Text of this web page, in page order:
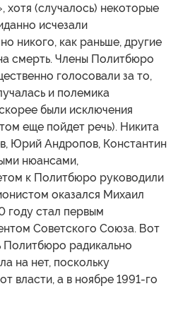
хотя (случалось) некоторые
исчезали
никого, как раньше, другие
смерть. Члены Политбюро
голосовали за то,
и полемика
были исключения
еще пойдет речь). Никита
Юрий Андропов, Константин
нюансами,
к Политбюро руководили
оказался Михаил
году стал первым
Советского Союза. Вот
Политбюро радикально
на нет, поскольку
власти, а в ноябре 1991-го